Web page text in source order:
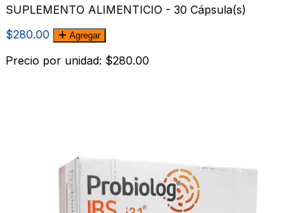
SUPLEMENTO ALIMENTICIO - 30 Cápsula(s)
$280.00
Agregar
Precio por unidad: $280.00